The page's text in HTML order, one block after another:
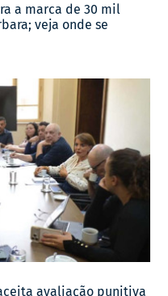
a marca de 30 mil
veja onde se
avaliação punitiva